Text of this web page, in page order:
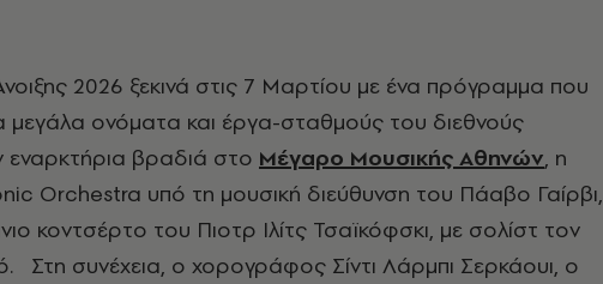
μεγάλα ονόματα και έργα-σταθμούς του διεθνούς
εναρκτήρια βραδιά στο Μέγαρο Μουσικής Αθηνών, η
Orchestra υπό τη μουσική διεύθυνση του Πάαβο Γαίρβι,
κοντσέρτο του Πιοτρ Ιλίτς Τσαϊκόφσκι, με σολίστ τον
Στη συνέχεια, ο χορογράφος Σίντι Λάρμπι Σερκάουι, ο